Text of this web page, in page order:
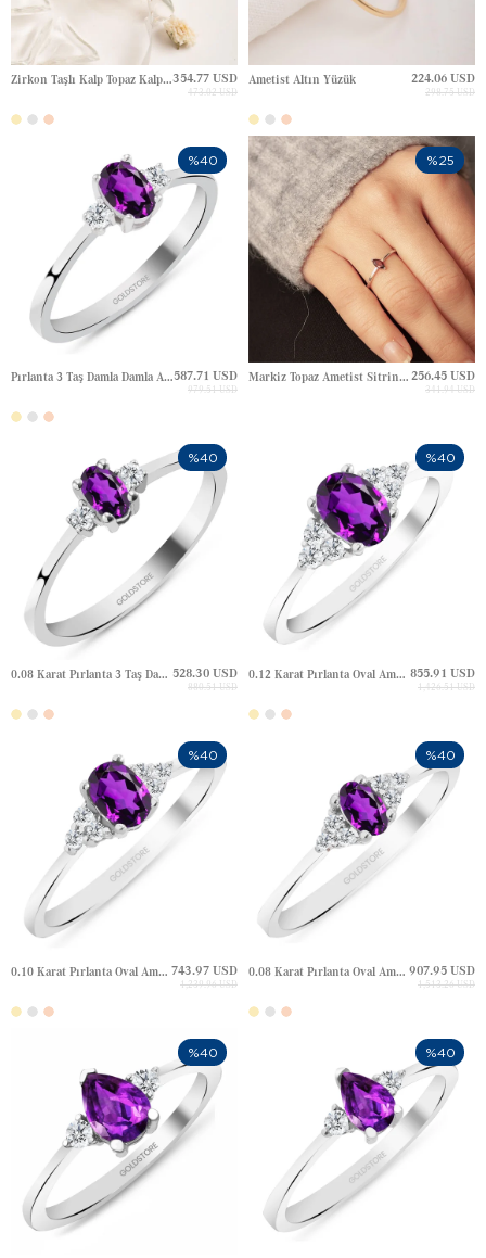
Zirkon Taşlı Kalp Topaz Kalp Ametist Kalp Harfli Altın Yüzük354.77 USD
473.02 USD
Ametist Altın Yüzük 224.06 USD
298.75 USD
Pırlanta 3 Taş Damla Damla Ametist Altın Yüzük587.71 USD
979.51 USD
%40
Markiz Topaz Ametist Sitrin Tektaş Altın Yüzük 256.45 USD
341.94 USD
%25
0.08 Karat Pırlanta 3 Taş Damla Ametist Altın Yüzük 528.30 USD
880.51 USD
%40
0.12 Karat Pırlanta Oval Ametist Altın Yüzük 855.91 USD
1,426.51 USD
%40
0.10 Karat Pırlanta Oval Ametist Altın Yüzük 743.97 USD
1,239.96 USD
%40
0.08 Karat Pırlanta Oval Ametist Altın Yüzük 907.95 USD
1,513.26 USD
%40
%40 %40